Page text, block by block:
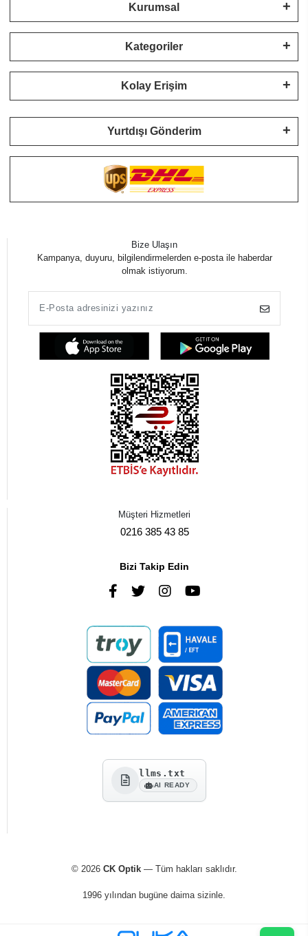
Kurumsal
Kategoriler
Kolay Erişim
Yurtdışı Gönderim
Bize Ulaşın
Kampanya, duyuru, bilgilendirmelerden e-posta ile haberdar
olmak istiyorum.
Müşteri Hizmetleri
0216 385 43 85
Bizi Takip Edin
llms.txt
AI READY
© 2026 CK Optik— Tüm hakları saklıdır.
1996 yılından bugüne daima sizinle.